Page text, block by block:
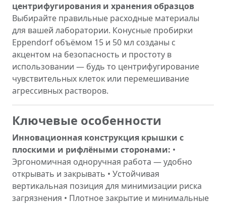
центрифугирования и хранения образцов
Выбирайте правильные расходные материалы
для вашей лаборатории. Конусные пробирки
Eppendorf объёмом 15 и 50 мл созданы с
акцентом на безопасность и простоту в
использовании — будь то центрифугирование
чувствительных клеток или перемешивание
агрессивных растворов.
Ключевые особенности
Инновационная конструкция крышки с
плоскими и рифлёными сторонами: •
Эргономичная одноручная работа — удобно
открывать и закрывать • Устойчивая
вертикальная позиция для минимизации риска
загрязнения • Плотное закрытие и минимальные